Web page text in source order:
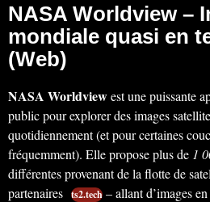
NASA Worldview –
mondiale quasi en
(Web)
NASA Worldviewest une puissante
public pour explorer des images
quotidiennement (et pour certaines
fréquemment). Elle propose plus de 1
différentes provenant de la flotte de
partenaires ts2.tech – allant d’images